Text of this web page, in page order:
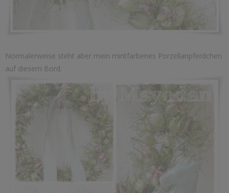
Normalerweise steht aber mein mintfarbenes Porzellanpferdchen
auf diesem Bord.